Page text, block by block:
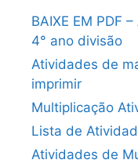
BAIXE EM PDF
4° ano divisão
Atividades de
imprimir
Multiplicação
Lista de
Atividades de